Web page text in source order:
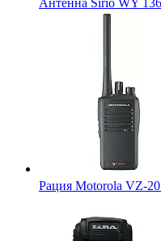
Антенна Sirio WY
Рация Motorola VZ-